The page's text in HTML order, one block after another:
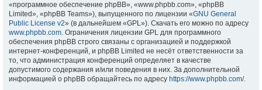
«программное обеспечение phpBB», «www.phpbb.com», «phpBB
Limited», «phpBB Teams»), выпущенного по лицензии «GNU General
Public License v2» (в дальнейшем «GPL»). Скачать его можно по адресу
www.phpbb.com. Ограничения лицензии GPL для программного
обеспечения phpBB строго связаны с организацией и поддержкой
интернет-конференций, и phpBB Limited не несёт ответственности за
то, что администрация конференций определяет в качестве
допустимого содержания и/или поведения в них. За дополнительной
информацией о phpBB обращайтесь по адресу https://www.phpbb.com/.